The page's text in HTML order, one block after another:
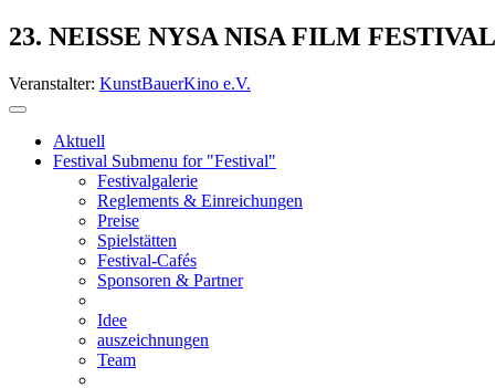
23. NEISSE NYSA NISA FILM FESTIVAL
Veranstalter: KunstBauerKino e.V.
Aktuell
Festival Submenu for "Festival"
Festivalgalerie
Reglements & Einreichungen
Preise
Spielstätten
Festival-Cafés
Sponsoren & Partner
Idee
auszeichnungen
Team